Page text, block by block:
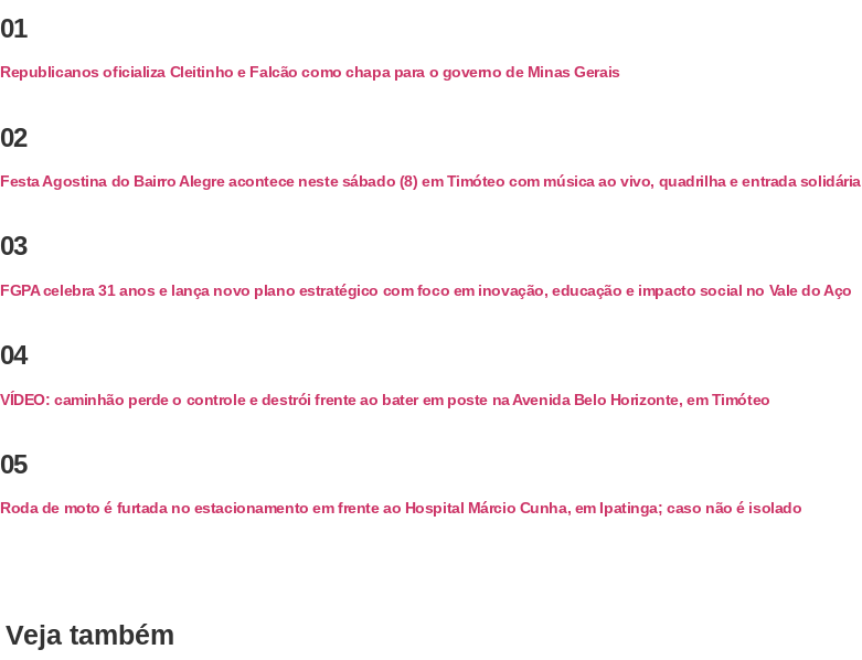
01
Republicanos oficializa Cleitinho e Falcão como chapa para o governo de Minas Gerais
02
Festa Agostina do Bairro Alegre acontece neste sábado (8) em Timóteo com música ao vivo, quadrilha e entrada solidária
03
FGPA celebra 31 anos e lança novo plano estratégico com foco em inovação, educação e impacto social no Vale do Aço
04
VÍDEO: caminhão perde o controle e destrói frente ao bater em poste na Avenida Belo Horizonte, em Timóteo
05
Roda de moto é furtada no estacionamento em frente ao Hospital Márcio Cunha, em Ipatinga; caso não é isolado
Veja também